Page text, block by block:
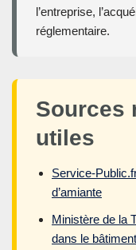
l’entreprise,
réglementaire.
Sources
utiles
Service-
d’amiante
Ministère de la
dans le bâtiment